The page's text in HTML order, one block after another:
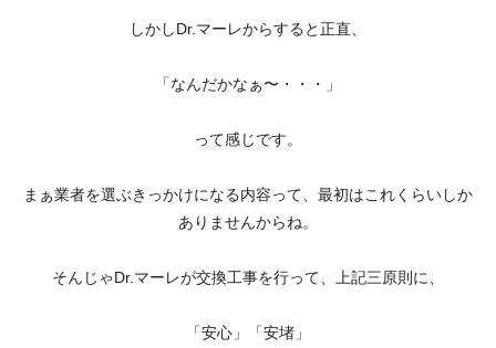
しかしDr.マーレからすると正直、
「なんだかなぁ〜・・・」
って感じです。
まぁ業者を選ぶきっかけになる内容って、最初はこれくらいしか
ありませんからね。
そんじゃDr.マーレが交換工事を行って、上記三原則に、
「安心」「安堵」